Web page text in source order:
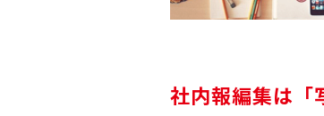
社内報編集は「